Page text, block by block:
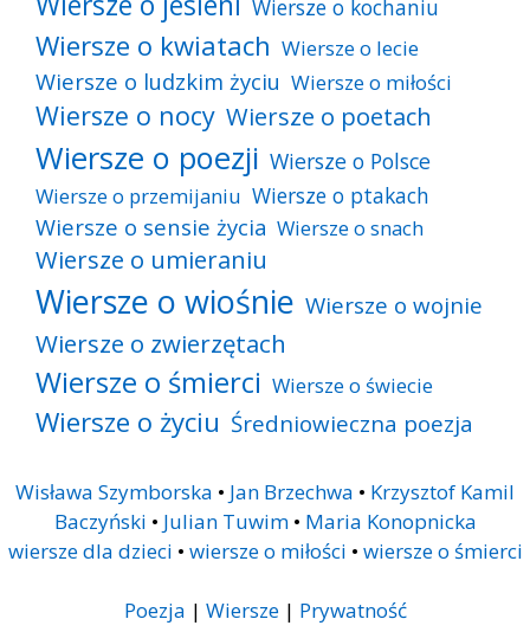
Wiersze o kochaniu
Wiersze o kwiatach Wiersze o lecie
Wiersze o ludzkim życiu Wiersze o miłości
Wiersze o nocy Wiersze o poetach
Wiersze o poezji Wiersze o Polsce
Wiersze o przemijaniu Wiersze o ptakach
Wiersze o sensie życia Wiersze o snach
Wiersze o umieraniu
Wiersze o wiośnie Wiersze o wojnie
Wiersze o zwierzętach
Wiersze o śmierci Wiersze o świecie
Wiersze o życiu Średniowieczna poezja
Wisława Szymborska • Jan Brzechwa • Krzysztof Kamil
Baczyński • Julian Tuwim• Maria Konopnicka
wiersze dla dzieci • wiersze o miłości • wiersze o śmierci
Poezja | Wiersze| Prywatność